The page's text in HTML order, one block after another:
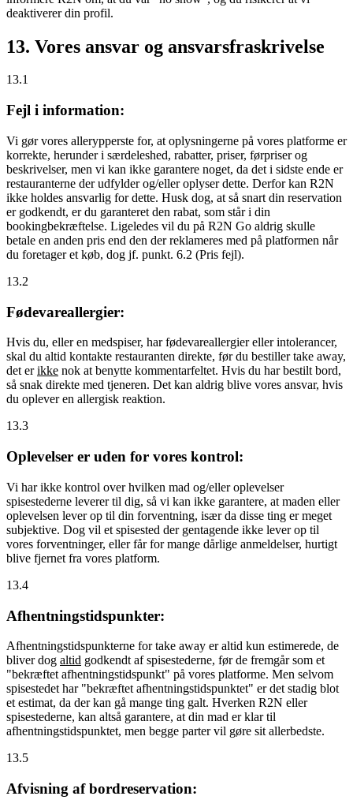
deaktiverer din profil.
13. Vores ansvar og ansvarsfraskrivelse
13.1
Fejl i information:
Vi gør vores allerypperste for, at oplysningerne på vores platforme er
korrekte, herunder i særdeleshed, rabatter, priser, førpriser og
beskrivelser, men vi kan ikke garantere noget, da det i sidste ende er
restauranterne der udfylder og/eller oplyser dette. Derfor kan R2N
ikke holdes ansvarlig for dette. Husk dog, at så snart din reservation
er godkendt, er du garanteret den rabat, som står i din
bookingbekræftelse. Ligeledes vil du på R2N Go aldrig skulle
betale en anden pris end den der reklameres med på platformen når
du foretager et køb, dog jf. punkt. 6.2 (Pris fejl).
13.2
Fødevareallergier:
Hvis du, eller en medspiser, har fødevareallergier eller intolerancer,
skal du altid kontakte restauranten direkte, før du bestiller take away,
det erikke nok at benytte kommentarfeltet. Hvis du har bestilt bord,
så snak direkte med tjeneren. Det kan aldrig blive vores ansvar, hvis
du oplever en allergisk reaktion.
13.3
Oplevelser er uden for vores kontrol:
Vi har ikke kontrol over hvilken mad og/eller oplevelser
spisestederne leverer til dig, så vi kan ikke garantere, at maden eller
oplevelsen lever op til din forventning, især da disse ting er meget
subjektive. Dog vil et spisested der gentagende ikke lever op til
vores forventninger, eller får for mange dårlige anmeldelser, hurtigt
blive fjernet fra vores platform.
13.4
Afhentningstidspunkter:
Afhentningstidspunkterne for take away er altid kun estimerede, de
bliver dog altid godkendt af spisestederne, før de fremgår som et
"bekræftet afhentningstidspunkt" på vores platforme. Men selvom
spisestedet har "bekræftet afhentningstidspunktet" er det stadig blot
et estimat, da der kan gå mange ting galt. Hverken R2N eller
spisestederne, kan altså garantere, at din mad er klar til
afhentningstidspunktet, men begge parter vil gøre sit allerbedste.
13.5
Afvisning af bordreservation: